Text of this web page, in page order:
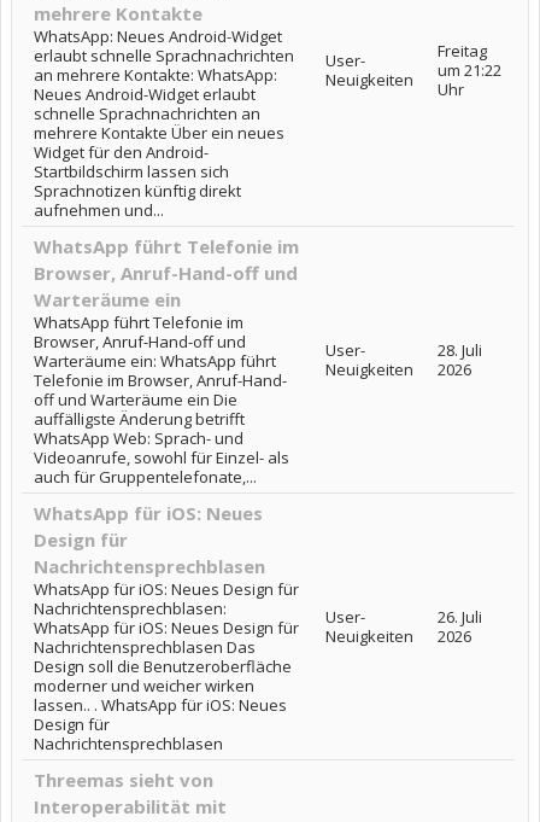
mehrere Kontakte
WhatsApp: Neues Android-Widget
erlaubt schnelle Sprachnachrichten
an mehrere Kontakte: WhatsApp:
Neues Android-Widget erlaubt
schnelle Sprachnachrichten an
mehrere Kontakte Über ein neues
Widget für den Android-
Startbildschirm lassen sich
Sprachnotizen künftig direkt
aufnehmen und...
User-
Neuigkeiten
Freitag
um 21:22
Uhr
WhatsApp führt Telefonie im
Browser, Anruf-Hand-off und
Warteräume ein
WhatsApp führt Telefonie im
Browser, Anruf-Hand-off und
Warteräume ein: WhatsApp führt
Telefonie im Browser, Anruf-Hand-
off und Warteräume ein Die
auffälligste Änderung betrifft
WhatsApp Web: Sprach- und
Videoanrufe, sowohl für Einzel- als
auch für Gruppentelefonate,...
User-
Neuigkeiten
28. Juli
2026
WhatsApp für iOS: Neues
Design für
Nachrichtensprechblasen
WhatsApp für iOS: Neues Design für
Nachrichtensprechblasen:
WhatsApp für iOS: Neues Design für
Nachrichtensprechblasen Das
Design soll die Benutzeroberfläche
moderner und weicher wirken
lassen.. . WhatsApp für iOS: Neues
Design für
Nachrichtensprechblasen
User-
Neuigkeiten
26. Juli
2026
Threemas sieht von
Interoperabilität mit